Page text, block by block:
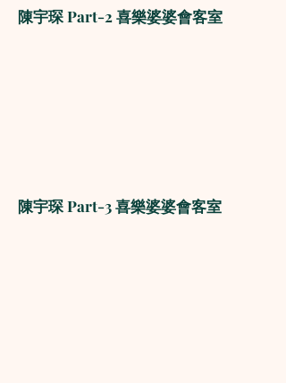
陳宇琛 Part-2 喜樂婆婆會客室
陳宇琛 Part-3 喜樂婆婆會客室